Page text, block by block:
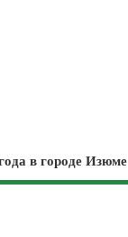
в городе Изюме